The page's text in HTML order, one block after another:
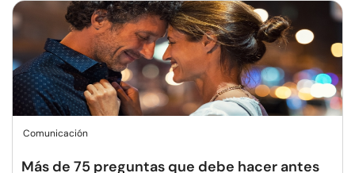
Comunicación
Más de 75 preguntas que debe hacer antes